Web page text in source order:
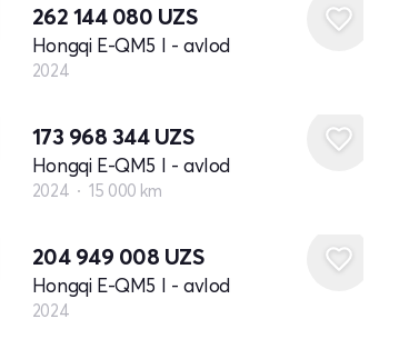
262 144 080 UZS
Hongqi E-QM5 I - avlod
2024
173 968 344 UZS
Hongqi E-QM5 I - avlod
2024 15 000 km
204 949 008 UZS
Hongqi E-QM5 I - avlod
2024